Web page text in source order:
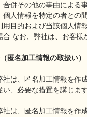
合併その他の事由によ
個人情報を特定の者と
用目的および当該個人情
合 なお、弊社は、お客様
匿名加工情報の取扱い）
社は、匿名加工情報を作
い、必要な措置を講じます
社は、匿名加工情報を作